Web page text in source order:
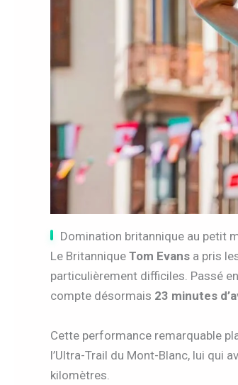
Domination britannique au petit
Le Britannique Tom Evans a pris
particulièrement difficiles. Passé
compte désormais 23 minutes
Cette performance remarquable
l’Ultra-Trail du Mont-Blanc, lui qui
kilomètres.